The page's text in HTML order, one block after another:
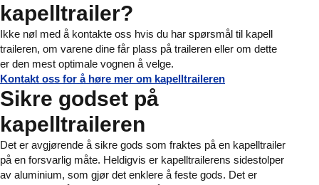
kapelltrailer?
Ikke nøl med å kontakte oss hvis du har spørsmål til kapell
traileren, om varene dine får plass på traileren eller om dette
er den mest optimale vognen å velge.
Kontakt oss for å høre mer om kapelltraileren
Sikre godset på
kapelltraileren
Det er avgjørende å sikre gods som fraktes på en kapelltrailer
på en forsvarlig måte. Heldigvis er kapelltrailerens sidestolper
av aluminium, som gjør det enklere å feste gods. Det er